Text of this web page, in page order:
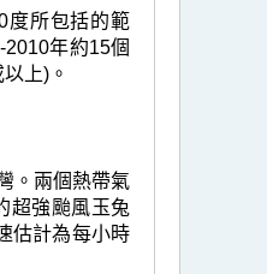
度所包括的範
年約15個
上)。
。兩個熱帶氣
超強颱風玉兔
估計為每小時